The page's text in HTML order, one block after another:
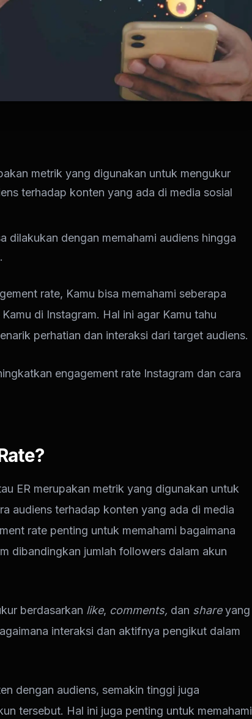
metrik yang digunakan untuk mengukur
terhadap konten yang ada di media sosial
dilakukan dengan memahami audiens hingga
rate, Kamu bisa memahami seberapa
di Instagram. Hal ini agar Kamu tahu
perhatian dan interaksi dari target audiens.
engagement rate Instagram dan cara
ER merupakan metrik yang digunakan untuk
audiens terhadap konten yang ada di media
rate penting untuk memahami bagaimana
dibandingkan jumlah followers dalam akun
berdasarkan like, comments, dan shareyang
interaksi dan aktifnya pengikut dalam
dengan audiens, semakin tinggi juga
tersebut. Hal ini juga penting untuk memahami